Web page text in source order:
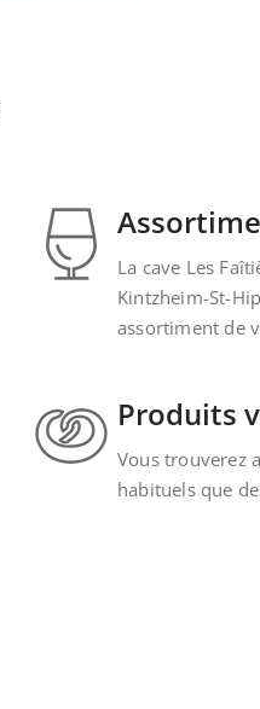
La cave Les
Kintzheim-St-
assortiment de
Produits
Vous trouverez
habituels que